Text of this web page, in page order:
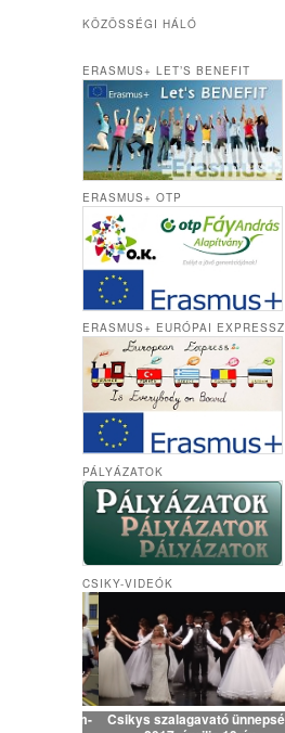
KÖZÖSSÉGI HÁLÓ
ERASMUS+ LET’S BENEFIT
ERASMUS+ OTP
ERASMUS+ EURÓPAI EXPRESSZ
PÁLYÁZATOK
CSIKY-VIDEÓK
Csikys szalagavató ünnepség